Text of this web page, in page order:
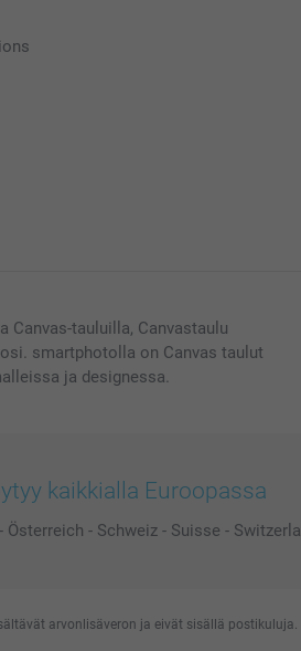
Canvas-tauluilla, Canvastaulu
smartphotolla on Canvas taulut
ja designessa.
kaikkialla Euroopassa
- Österreich - Schweiz - Suisse -
arvonlisäveron ja eivät sisällä postikuluja.